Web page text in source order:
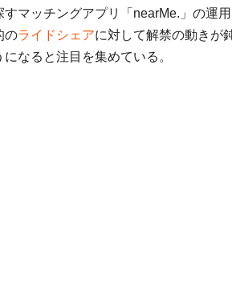
マッチングアプリ「nearMe.」の運
のライドシェアに対して解禁の動きが
なると注目を集めている。